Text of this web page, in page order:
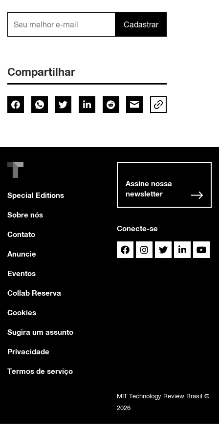
Cadastrar
Compartilhar
Special Editions
Sobre nós
Contato
Anuncie
Eventos
Collab Reserva
Cookies
Sugira um assunto
Privacidade
Termos de serviço
Conecte-se
Assine nossa
newsletter
MIT Technology Review Brasil ©
2026